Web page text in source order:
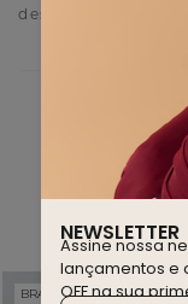
descrição do
BRASIL EDITION 20% OFF
NEWSLETTER
Assine nossa
lançamentos e
OFF na sua